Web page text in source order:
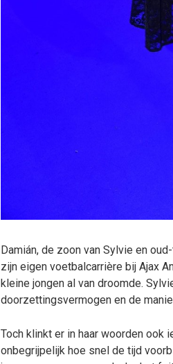
Damián, de zoon van Sylvie en
zijn eigen voetbalcarrière bij Ajax
kleine jongen al van droomde.
doorzettingsvermogen en de
Toch klinkt er in haar woorden
onbegrijpelijk hoe snel de tijd